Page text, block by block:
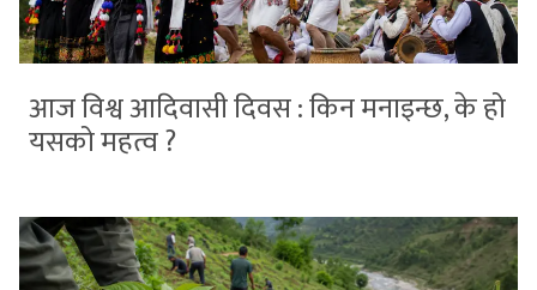
आज विश्व आदिवासी दिवस : किन मनाइन्छ, के हो
यसको महत्व ?